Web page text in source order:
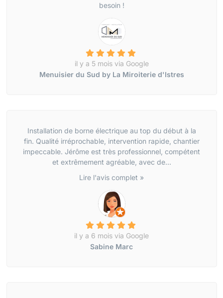
besoin !
il y a 5 mois via Google
Menuisier du Sud by La Miroiterie d'Istres
Installation de borne électrique au top du début à la
fin. Qualité irréprochable, intervention rapide, chantier
impeccable. Jérôme est très professionnel, compétent
et extrêmement agréable, avec de...
Lire l'avis complet »
il y a 6 mois via Google
Sabine Marc